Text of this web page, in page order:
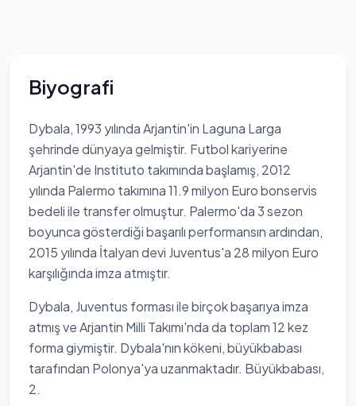
Biyografi
Dybala, 1993 yılında Arjantin'in Laguna Larga
şehrinde dünyaya gelmiştir. Futbol kariyerine
Arjantin'de Instituto takımında başlamış, 2012
yılında Palermo takımına 11.9 milyon Euro bonservis
bedeli ile transfer olmuştur. Palermo'da 3 sezon
boyunca gösterdiği başarılı performansın ardından,
2015 yılında İtalyan devi Juventus'a 28 milyon Euro
karşılığında imza atmıştır.
Dybala, Juventus forması ile birçok başarıya imza
atmış ve Arjantin Milli Takımı'nda da toplam 12 kez
forma giymiştir. Dybala'nın kökeni, büyükbabası
tarafından Polonya'ya uzanmaktadır. Büyükbabası,
2.